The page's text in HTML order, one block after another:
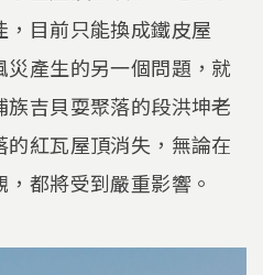
目前只能換成鐵皮屋
產生的另一個問題，就
吉貝耍聚落的段洪坤老
紅瓦屋頂消失，無論在
都將受到嚴重影響。